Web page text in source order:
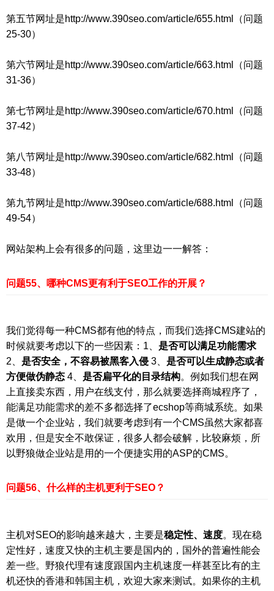
第五节网址是http://www.390seo.com/article/655.html（问题
25-30）
第六节网址是http://www.390seo.com/article/663.html（问题
31-36）
第七节网址是http://www.390seo.com/article/670.html（问题
37-42）
第八节网址是http://www.390seo.com/article/682.html（问题
33-48）
第九节网址是http://www.390seo.com/article/688.html（问题
49-54）
网站架构上会有很多的问题，这里边一一解答：
问题55、哪种CMS更有利于SEO工作的开展？
我们觉得每一种CMS都有他的特点，而我们选择CMS建站的
时候就要考虑以下的一些因素：1、 是否可以满足功能需求
2、 是否安全，不容易被黑客入侵 3、 是否可以生成静态或者
方便做伪静态 4、 是否扁平化的目录结构。例如我们想在网
上直接卖东西，用户在线支付，那么就要选择商城程序了，
能满足功能需求的差不多都选择了ecshop等商城系统。如果
是做一个企业站，我们就要考虑到有一个CMS虽然大家都喜
欢用，但是安全不敢保证，很多人都会破解，比较麻烦，所
以野狼做企业站是用的一个便捷实用的ASP的CMS。
问题56、什么样的主机更利于SEO？
主机对SEO的影响越来越大，主要是稳定性、速度。现在稳
定性好，速度又快的主机主要是国内的，国外的普遍性能会
差一些。野狼代理有速度跟国内主机速度一样甚至比有的主
机还快的香港和韩国主机，欢迎大家来测试。如果你的主机